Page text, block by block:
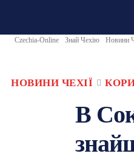
Czechia-Online Знай Чехію Новини
НОВИНИ ЧЕХІЇ
В